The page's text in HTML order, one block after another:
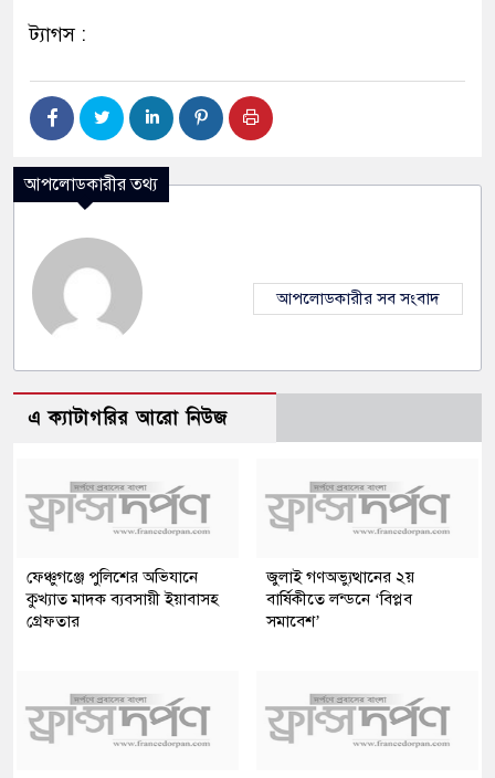
ট্যাগস :
আপলোডকারীর তথ্য
আপলোডকারীর সব সংবাদ
এ ক্যাটাগরির আরো নিউজ
ফেঞ্চুগঞ্জে পুলিশের অভিযানে
কুখ্যাত মাদক ব্যবসায়ী ইয়াবাসহ
গ্রেফতার
জুলাই গণঅভ্যুত্থানের ২য়
বার্ষিকীতে লন্ডনে ‘বিপ্লব
সমাবেশ’